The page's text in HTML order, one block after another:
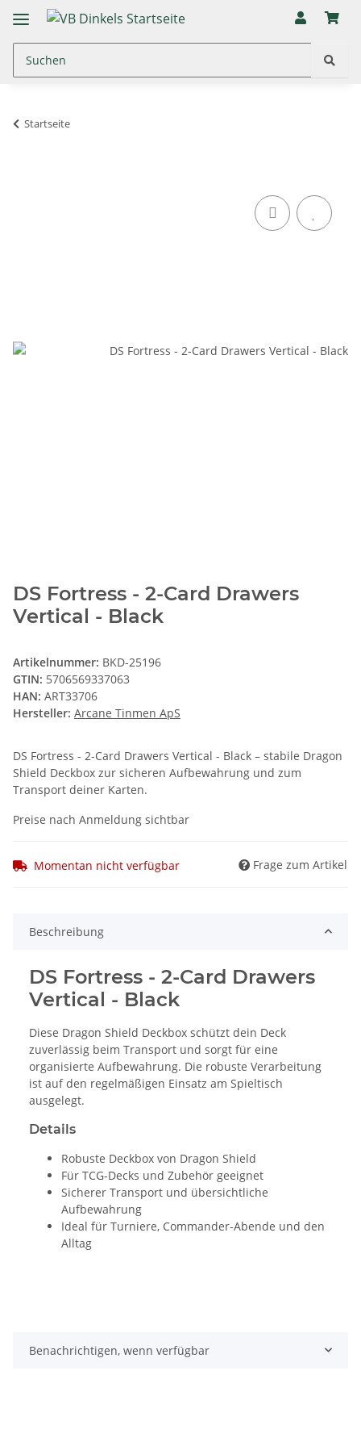
Startseite
DS Fortress - 2-Card Drawers
Vertical - Black
Artikelnummer: BKD-25196
GTIN: 5706569337063
HAN: ART33706
Hersteller: Arcane Tinmen ApS
DS Fortress - 2-Card Drawers Vertical - Black – stabile Dragon
Shield Deckbox zur sicheren Aufbewahrung und zum
Transport deiner Karten.
Preise nach Anmeldung sichtbar
Momentan nicht verfügbar Frage zum Artikel
Beschreibung
DS Fortress - 2-Card Drawers
Vertical - Black
Diese Dragon Shield Deckbox schützt dein Deck
zuverlässig beim Transport und sorgt für eine
organisierte Aufbewahrung. Die robuste Verarbeitung
ist auf den regelmäßigen Einsatz am Spieltisch
ausgelegt.
Details
Robuste Deckbox von Dragon Shield
Für TCG-Decks und Zubehör geeignet
Sicherer Transport und übersichtliche
Aufbewahrung
Ideal für Turniere, Commander-Abende und den
Alltag
Benachrichtigen, wenn verfügbar